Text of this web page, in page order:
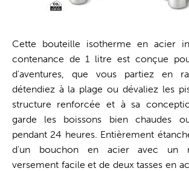
Cette bouteille isotherme en acier
contenance de 1 litre est conçue
d'aventures, que vous partiez en
détendiez à la plage ou dévaliez les
structure renforcée et à sa
garde les boissons bien chaudes
pendant 24 heures. Entièrement
d'un bouchon en acier avec un
versement facile et de deux tasses en